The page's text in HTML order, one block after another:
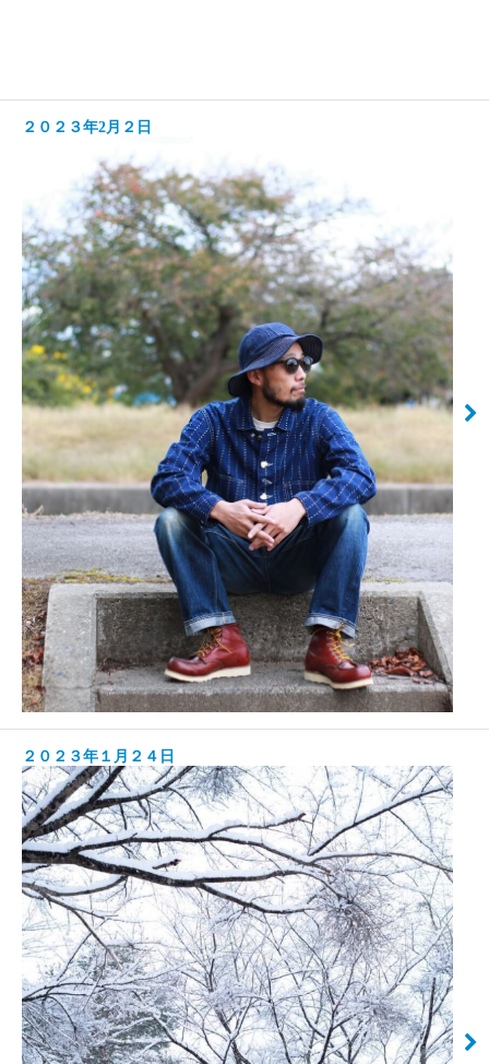
２０２３年2月２日
２０２３年１月２４日